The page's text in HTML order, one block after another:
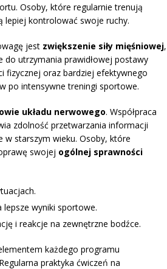
Osoby, które regularnie trenują
lepiej kontrolować swoje ruchy.
jest zwiększenie siły mięśniowej,
do utrzymania prawidłowej postawy
fizycznej oraz bardziej efektywnego
po intensywne treningi sportowe.
układu nerwowego. Współpraca
zdolność przetwarzania informacji
starszym wieku. Osoby, które
swojej ogólnej sprawności
lepsze wyniki sportowe.
i reakcje na zewnętrzne bodźce.
każdego programu
praktyka ćwiczeń na